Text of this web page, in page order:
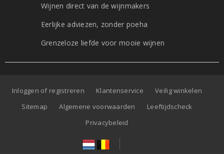
Wijnen direct van de wijnmakers
Eerlijke adviezen, zonder poeha
Grenzeloze liefde voor mooie wijnen
Inloggen of registreren Klantenservice
Veilig winkelen
Sitemap
Algemene voorwaarden
Leeftijdscheck
Privacybeleid